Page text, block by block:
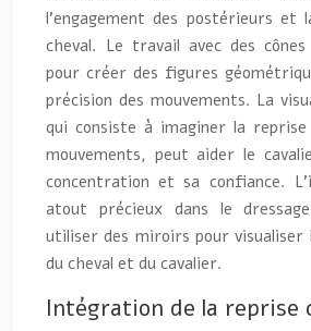
l’engagement des postérieurs et
cheval. Le travail avec des
pour créer des figures
précision des mouvements. La
qui consiste à imaginer la
mouvements, peut aider le
concentration et sa confiance.
atout précieux dans le
utiliser des miroirs pour visualiser
du cheval et du cavalier.
Intégration de la reprise